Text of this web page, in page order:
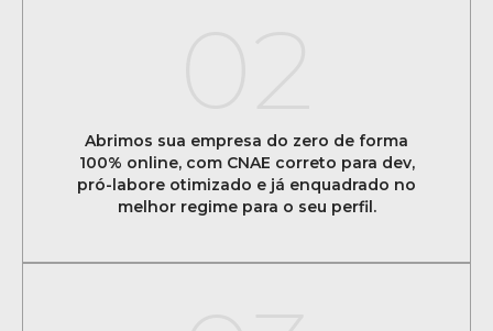
Abrimos sua empresa do zero de forma
100% online, com CNAE correto para dev,
pró-labore otimizado e já enquadrado no
melhor regime para o seu perfil.